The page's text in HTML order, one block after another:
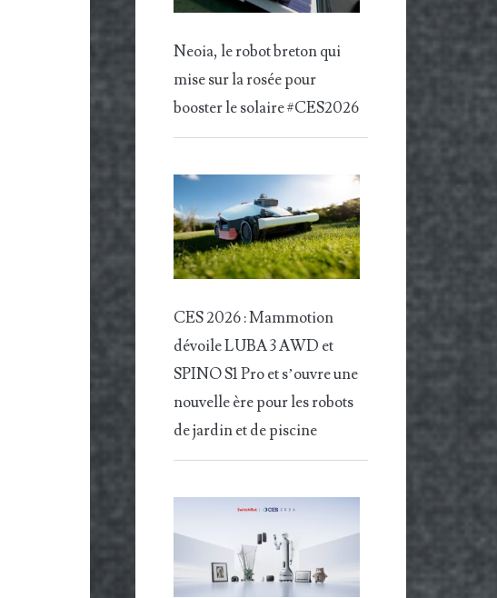
Neoia, le robot breton qui
mise sur la rosée pour
booster le solaire #CES2026
CES 2026 : Mammotion
dévoile LUBA 3 AWD et
SPINO S1 Pro et s’ouvre une
nouvelle ère pour les robots
de jardin et de piscine